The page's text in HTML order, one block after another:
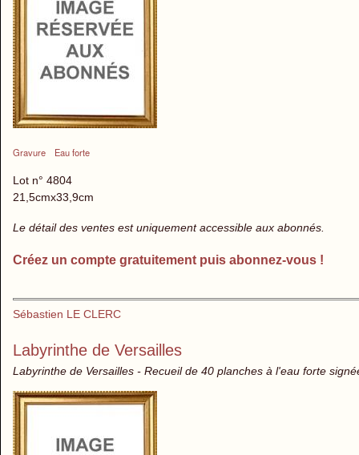
Gravure Eau forte
Lot n° 4804
21,5cmx33,9cm
Le détail des ventes est uniquement accessible aux abonnés.
Créez un compte gratuitement puis abonnez-vous !
Sébastien LE CLERC
Labyrinthe de Versailles
Labyrinthe de Versailles - Recueil de 40 planches à l'eau forte